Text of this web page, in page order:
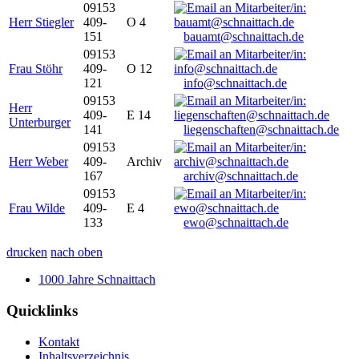
Herr Stiegler
09153
409-
151
O 4
bauamt@schnaittach.de
Frau Stöhr
09153
409-
121
O 12
info@schnaittach.de
Herr
Unterburger
09153
409-
141
E 14
liegenschaften@schnaittach.de
Herr Weber
09153
409-
167
Archiv
archiv@schnaittach.de
Frau Wilde
09153
409-
133
E 4
ewo@schnaittach.de
drucken nach oben
1000 Jahre Schnaittach
Quicklinks
Kontakt
Inhaltsverzeichnis